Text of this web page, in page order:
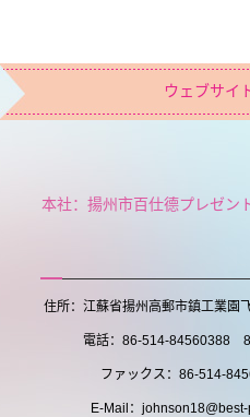
ウェブサイ
本社：揚州市百仕德プレゼン
住所：江蘇省揚州高郵市鎮工業園
電話：86-514-84560388
ファックス：86-514-
E-Mail：